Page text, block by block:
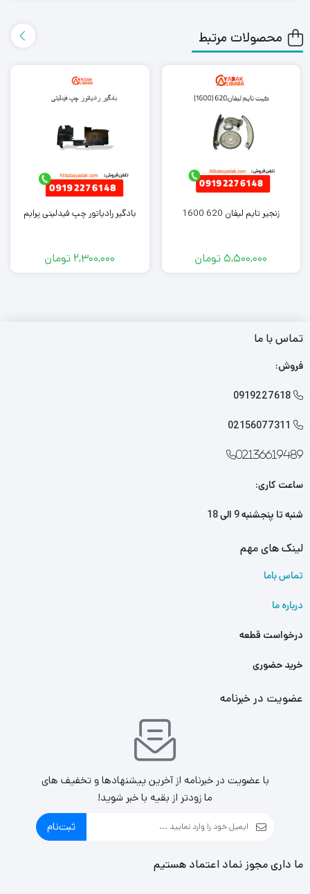
جهت خرید این محصول با کارشناسان فروش ما تماس بگیرید.
محصولات مرتبط
زنجیر تایم لیفان 620 1600
5,500,000تومان
بادگیر رادیاتور چپ فیدلیتی پرایم
2,300,000 تومان
تماس با ما
فروش:

0919227618

02156077311
02136619489
ساعت کاری:
شنبه تا پنجشنبه 9 الی 18
لینک های مهم
تماس باما
درباره ما
درخواست قطعه
خرید حضوری
عضویت در خبرنامه
با عضویت در خبرنامه از آخرین پیشنهادها و تخفیف های
ما زودتر از بقیه با خبر شوید!
ثبت‌نام
ما داری مجوز نماد اعتماد هستیم